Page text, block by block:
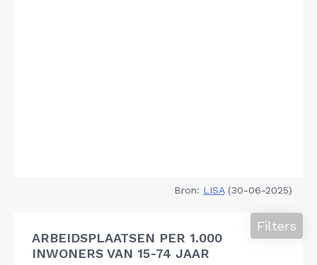
Bron: LISA(30-06-2025)
ARBEIDSPLAATSEN PER 1.000
INWONERS VAN 15-74 JAAR
Filters